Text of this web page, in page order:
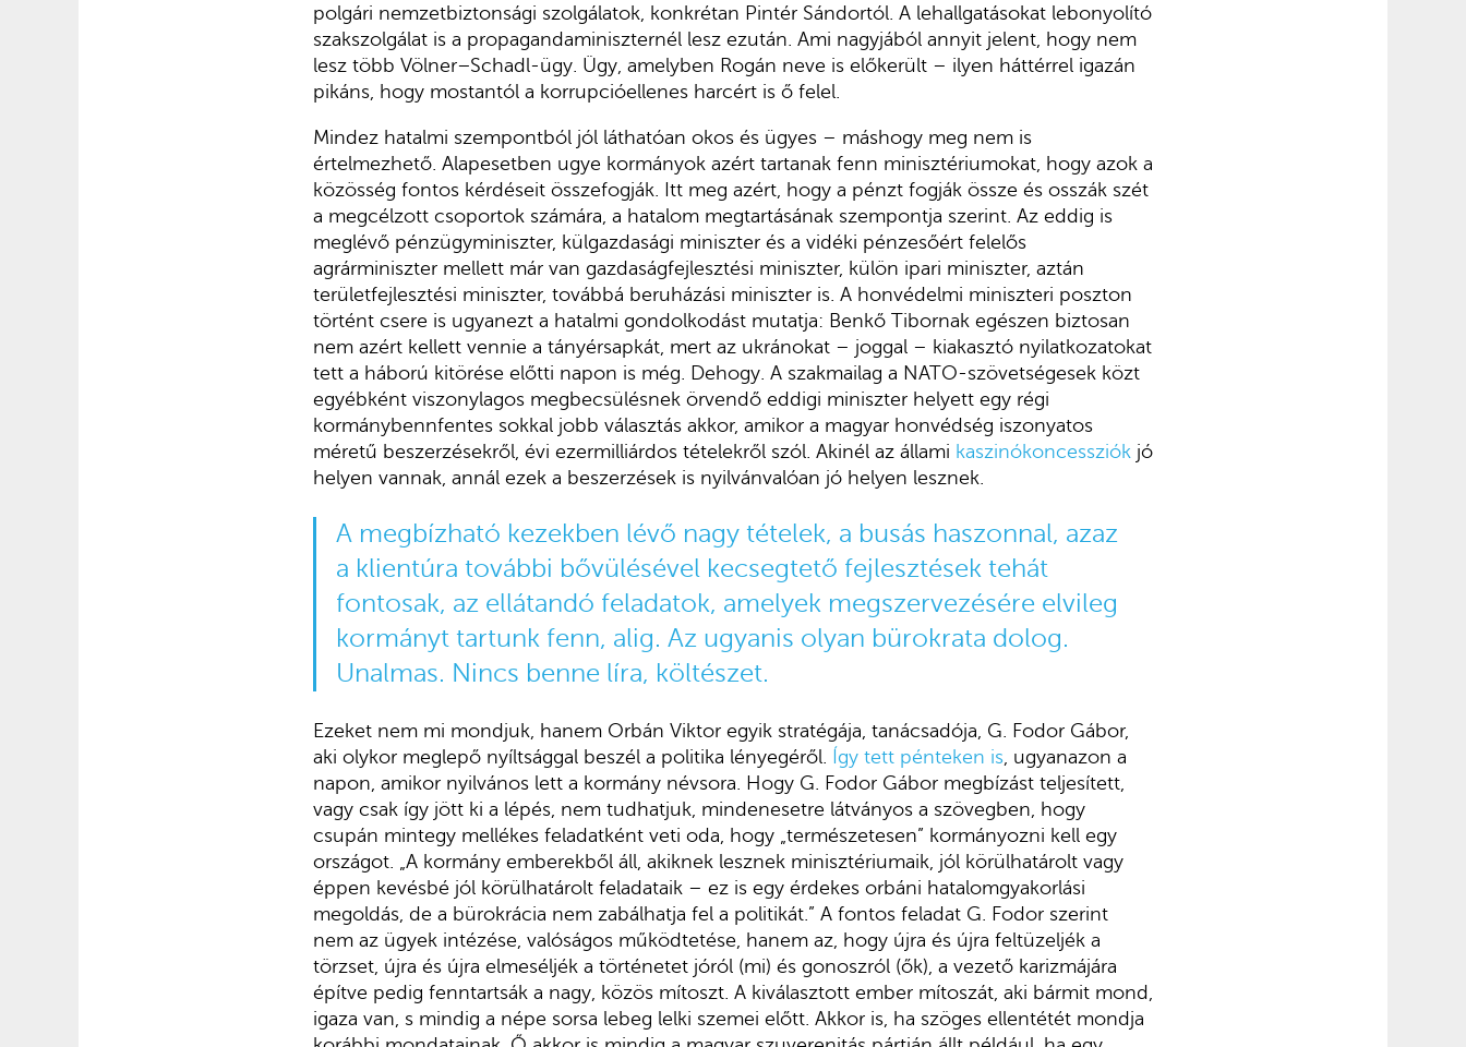
polgári nemzetbiztonsági szolgálatok, konkrétan Pintér Sándortól. A lehallgatásokat lebonyolító
szakszolgálat is a propagandaminiszternél lesz ezután. Ami nagyjából annyit jelent, hogy nem
lesz több Völner–Schadl-ügy. Ügy, amelyben Rogán neve is előkerült – ilyen háttérrel igazán
pikáns, hogy mostantól a korrupcióellenes harcért is ő felel.
Mindez hatalmi szempontból jól láthatóan okos és ügyes – máshogy meg nem is
értelmezhető. Alapesetben ugye kormányok azért tartanak fenn minisztériumokat, hogy azok a
közösség fontos kérdéseit összefogják. Itt meg azért, hogy a pénzt fogják össze és osszák szét
a megcélzott csoportok számára, a hatalom megtartásának szempontja szerint. Az eddig is
meglévő pénzügyminiszter, külgazdasági miniszter és a vidéki pénzesőért felelős
agrárminiszter mellett már van gazdaságfejlesztési miniszter, külön ipari miniszter, aztán
területfejlesztési miniszter, továbbá beruházási miniszter is. A honvédelmi miniszteri poszton
történt csere is ugyanezt a hatalmi gondolkodást mutatja: Benkő Tibornak egészen biztosan
nem azért kellett vennie a tányérsapkát, mert az ukránokat – joggal – kiakasztó nyilatkozatokat
tett a háború kitörése előtti napon is még. Dehogy. A szakmailag a NATO-szövetségesek közt
egyébként viszonylagos megbecsülésnek örvendő eddigi miniszter helyett egy régi
kormánybennfentes sokkal jobb választás akkor, amikor a magyar honvédség iszonyatos
méretű beszerzésekről, évi ezermilliárdos tételekről szól. Akinél az állami kaszinókoncessziók jó
helyen vannak, annál ezek a beszerzések is nyilvánvalóan jó helyen lesznek.
A megbízható kezekben lévő nagy tételek, a busás haszonnal, azaz
a klientúra további bővülésével kecsegtető fejlesztések tehát
fontosak, az ellátandó feladatok, amelyek megszervezésére elvileg
kormányt tartunk fenn, alig. Az ugyanis olyan bürokrata dolog.
Unalmas. Nincs benne líra, költészet.
Ezeket nem mi mondjuk, hanem Orbán Viktor egyik stratégája, tanácsadója, G. Fodor Gábor,
aki olykor meglepő nyíltsággal beszél a politika lényegéről. Így tett pénteken is , ugyanazon a
napon, amikor nyilvános lett a kormány névsora. Hogy G. Fodor Gábor megbízást teljesített,
vagy csak így jött ki a lépés, nem tudhatjuk, mindenesetre látványos a szövegben, hogy
csupán mintegy mellékes feladatként veti oda, hogy „természetesen” kormányozni kell egy
országot. „A kormány emberekből áll, akiknek lesznek minisztériumaik, jól körülhatárolt vagy
éppen kevésbé jól körülhatárolt feladataik – ez is egy érdekes orbáni hatalomgyakorlási
megoldás, de a bürokrácia nem zabálhatja fel a politikát.” A fontos feladat G. Fodor szerint
nem az ügyek intézése, valóságos működtetése, hanem az, hogy újra és újra feltüzeljék a
törzset, újra és újra elmeséljék a történetet jóról (mi) és gonoszról (ők), a vezető karizmájára
építve pedig fenntartsák a nagy, közös mítoszt. A kiválasztott ember mítoszát, aki bármit mond,
igaza van, s mindig a népe sorsa lebeg lelki szemei előtt. Akkor is, ha szöges ellentétét mondja